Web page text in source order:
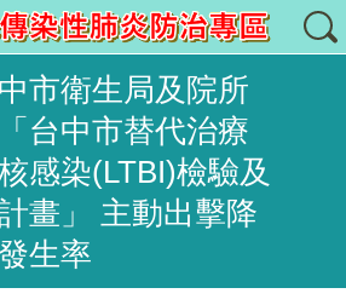
市衛生局及院所
台中市替代治療
感染(LTBI)檢驗及
畫」 主動出擊降
生率